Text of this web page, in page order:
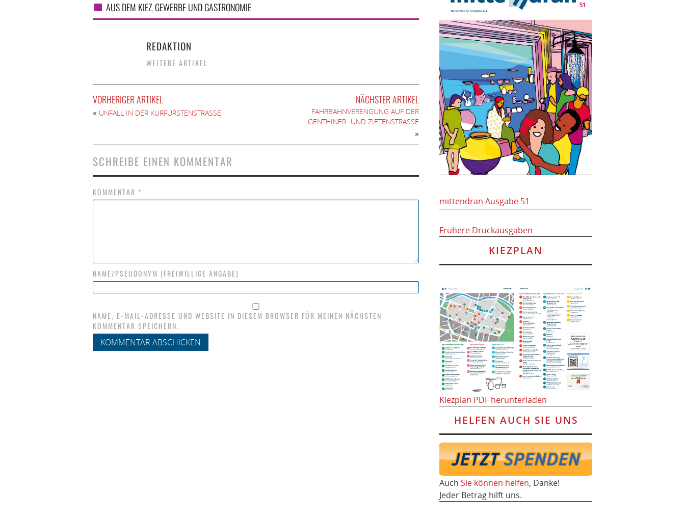
AUS DEM KIEZ, GEWERBE UND GASTRONOMIE
REDAKTION
WEITERE ARTIKEL
VORHERIGER ARTIKEL
« UNFALL IN DER KURFÜRSTENSTRASSE
NÄCHSTER ARTIKEL
FAHRBAHNVERENGUNG AUF DER
GENTHINER- UND ZIETENSTRASSE
»
SCHREIBE EINEN KOMMENTAR
KOMMENTAR *
NAME/PSEUDONYM (FREIWILLIGE ANGABE)
NAME, E-MAIL-ADRESSE UND WEBSITE IN DIESEM BROWSER FÜR MEINEN NÄCHSTEN
KOMMENTAR SPEICHERN.
mittendran Ausgabe 51
Frühere Druckausgaben
KIEZPLAN
Kiezplan PDF herunterladen
HELFEN AUCH SIE UNS
Auch Sie können helfen, Danke!
Jeder Betrag hilft uns.